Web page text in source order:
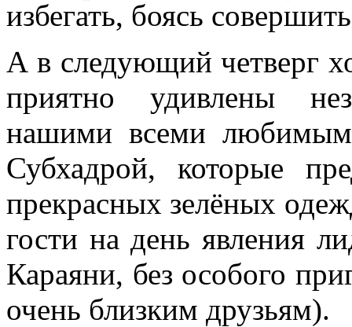
избегать, боясь
А в следующий четверг
приятно удивлены
нашими всеми
Субхадрой, которые
прекрасных зелёных
гости на день явления
Караяни, без особого
очень близким друзьям).